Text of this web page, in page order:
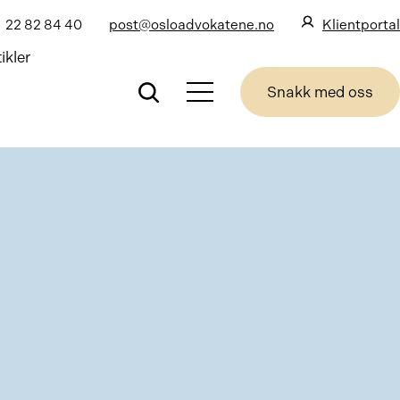
22 82 84 40 post@osloadvokatene.no Klientportal
Snakk med oss